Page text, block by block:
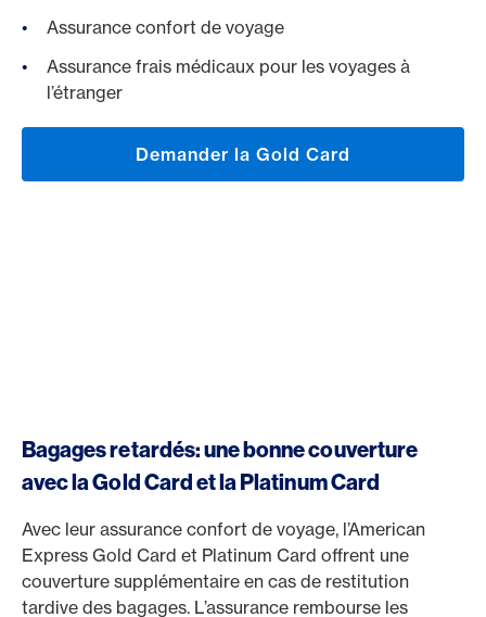
Assurance confort de voyage
Assurance frais médicaux pour les voyages à
l’étranger
Demander la Gold Card
Bagages retardés: une bonne couverture
avec la Gold Card et la Platinum Card
Avec leur assurance confort de voyage, l’American
Express Gold Card et Platinum Card offrent une
couverture supplémentaire en cas de restitution
tardive des bagages. L’assurance rembourse les